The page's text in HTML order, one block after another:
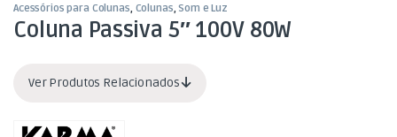
Acessórios para Colunas, Colunas,Som e Luz
Coluna Passiva 5″ 100V 80W
Ver Produtos Relacionados